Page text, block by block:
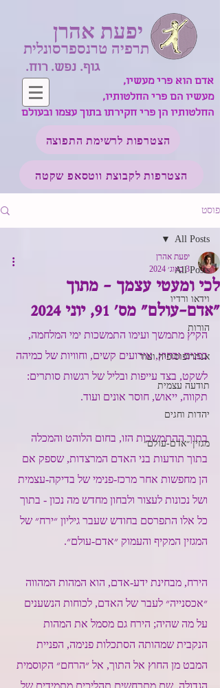
גוף. נפש. רוח.
יפעת אהרן
תרפיה טרנספרסונלית
אדם הוא פרי מעשיו,
מעשיו הם פרי החלטותיו,
החלטותיו הן פרי חקירתו בתוך עצמו ובעולם
הצטרפות לרשימת התפוצה
הצטרפות לקבוצת ווטסאפ שקטה
פוסט
All Posts
וידאו ורדיו
הורות
אנתרופוסופיה ועוד
תודעה עצמית
יהדות וחגים
מגזין ״אדם-עולם״
All Posts
לכי ומעטי עצמך - מתוך
״אדם-עולם״ מס׳ 91, יוני 2024
יפעת אהרן
3 באוג׳ 2024
הקיץ מתמשך ועימו התמשכות ימי המלחמה,
בפנים ובחוץ, אירועים קשים, וחוויות של כמיהה
לשקט, בצד עייפות ובליל של רגשות סותרים:
תקווה, ייאוש, חוסר אונים ועוד.
בתוך ההתמשכות הזו, בחום הלוהט והמכלה
בתוך תודעות בני האדם המרצדות, שספק אם
הן מחפשות אחר מרכז-פנימי של בדיקה-עצמית
ושל נכונות לעצור ולבחון מחדש מה נכון - בתוך
כל אלו התפרסם בחודש שעבר גיליון ״ירח״ של
המגזין המקיף והעמוק ״אדם-עולם״.
הירח, מבחינת ידע-אדם, הוא המהות המהווה
״אכסנייה״ לעבר של האדם, לכוחות הנשענים
על מה שהיה; הירח גם מסמל את המהות
הנקבית שמהותה הסתכלות פנימה, הפניית
המבט מן החוץ אל התוך, אל ״הרחם״ הקוסמית
הגדולה, שם מתרחשים תהליכים מתמידים של